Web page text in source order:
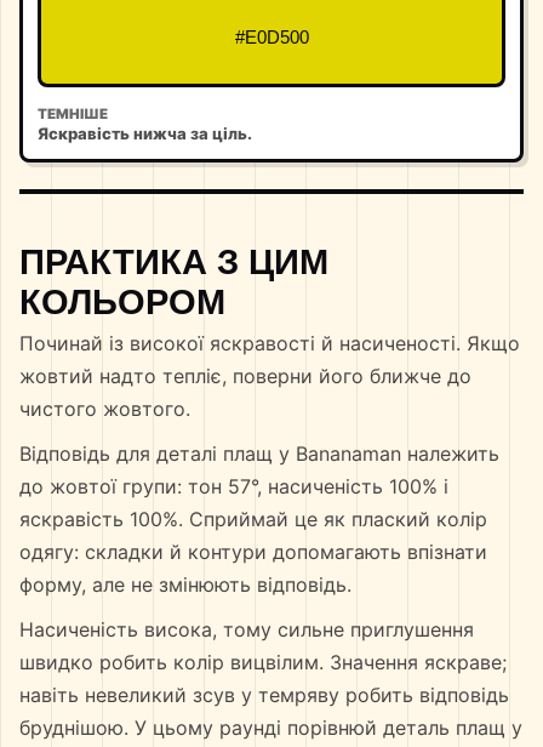
#E0D500
ТЕМНІШЕ
Яскравість нижча за ціль.
ПРАКТИКА З ЦИМ
КОЛЬОРОМ
Починай із високої яскравості й насиченості. Якщо
жовтий надто тепліє, поверни його ближче до
чистого жовтого.
Відповідь для деталі плащ у Bananaman належить
до жовтої групи: тон 57°, насиченість 100% і
яскравість 100%. Сприймай це як плаский колір
одягу: складки й контури допомагають впізнати
форму, але не змінюють відповідь.
Насиченість висока, тому сильне приглушення
швидко робить колір вицвілим. Значення яскраве;
навіть невеликий зсув у темряву робить відповідь
бруднішою. У цьому раунді порівнюй деталь плащ у